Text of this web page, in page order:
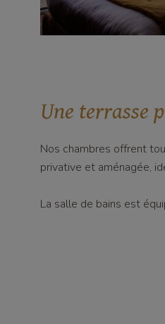
Une terrasse
Nos chambres offrent
privative et aménagée,
La salle de bains est